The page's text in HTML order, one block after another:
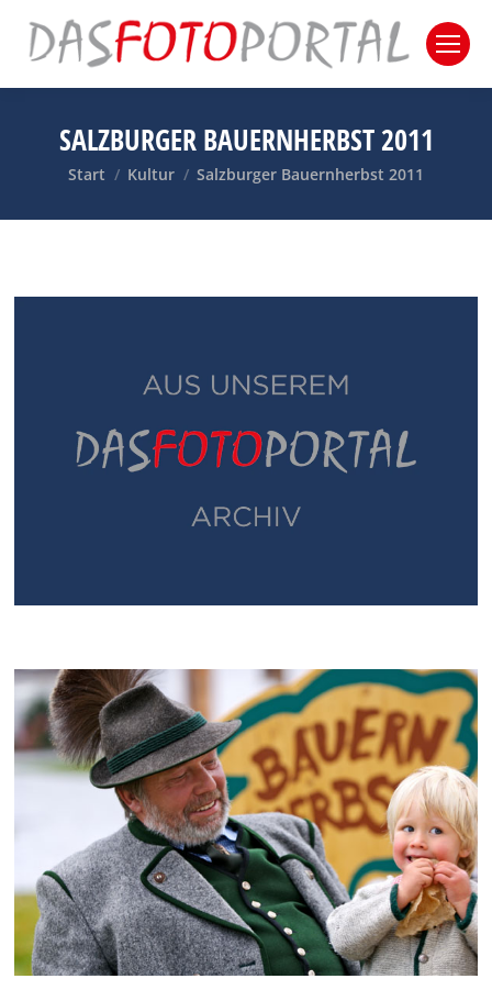
SALZBURGER BAUERNHERBST 2011
Sie befinden sich hier:
Start Kultur Salzburger Bauernherbst 2011